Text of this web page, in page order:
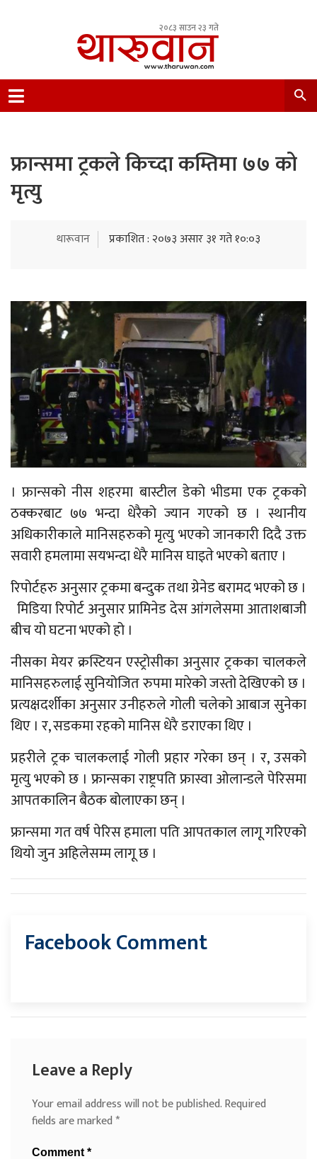
२०८३ साउन २३ गते
Nepal.
फ्रान्समा ट्रकले किच्दा कम्तिमा ७७ को
मृत्यु
थारूवान प्रकाशित : २०७३ असार ३१ गते १०:०३
। फ्रान्सको नीस शहरमा बास्टील डेको भीडमा एक ट्रकको
ठक्करबाट ७७ भन्दा धेरैको ज्यान गएको छ । स्थानीय
अधिकारीकाले मानिसहरुको मृत्यु भएको जानकारी दिदै उक्त
सवारी हमलामा सयभन्दा धेरै मानिस घाइते भएको बताए ।
रिपोर्टहरु अनुसार ट्रकमा बन्दुक तथा ग्रेनेड बरामद भएको छ ।
मिडिया रिपोर्ट अनुसार प्रामिनेड देस आंगलेसमा आताशबाजी
बीच यो घटना भएको हो ।
नीसका मेयर क्रस्टियन एस्ट्रोसीका अनुसार ट्रकका चालकले
मानिसहरुलाई सुनियोजित रुपमा मारेको जस्तो देखिएको छ ।
प्रत्यक्षदर्शीका अनुसार उनीहरुले गोली चलेको आबाज सुनेका
थिए । र, सडकमा रहको मानिस धेरै डराएका थिए ।
प्रहरीले ट्रक चालकलाई गोली प्रहार गरेका छन् । र, उसको
मृत्यु भएको छ । फ्रान्सका राष्ट्रपति फ्रास्वा ओलान्डले पेरिसमा
आपतकालिन बैठक बोलाएका छन् ।
फ्रान्समा गत वर्ष पेरिस हमाला पति आपतकाल लागू गरिएको
थियो जुन अहिलेसम्म लागू छ ।
Facebook Comment
Leave a Reply
Your email address will not be published.Required
fields are marked*
Comment *